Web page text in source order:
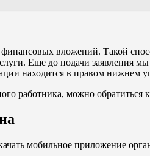
вложений. Такой
Еще до подачи заявления
находится в правом нижнем
работника, можно
мобильное приложение